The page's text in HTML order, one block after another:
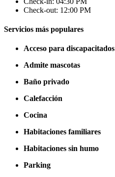
Check-out: 12:00 PM
Servicios más populares
Acceso para discapacitados
Admite mascotas
Baño privado
Calefacción
Cocina
Habitaciones familiares
Habitaciones sin humo
Parking